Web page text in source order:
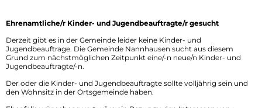
Mitteilungen
Revierfoerster
Schulen & Kindertagesstätte
Gesangverein
Biebertal-Rundweg
Spielplatz
Ehrenamtliche/r Kinder- und Jugendbeauftragte/r gesucht
Derzeit gibt es in der Gemeinde leider keine Kinder- und
Jugendbeauftrage. Die Gemeinde Nannhausen sucht aus diesem
Grund zum nächstmöglichen Zeitpunkt eine/-n neue/n Kinder- und
Jugendbeauftragte/-n.
Der oder die Kinder- und Jugendbeauftragte sollte volljährig sein und
den Wohnsitz in der Ortsgemeinde haben.